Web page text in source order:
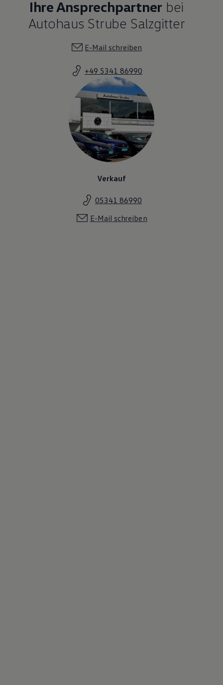
Ihre Ansprechpartner bei
Autohaus Strube Salzgitter
E-Mail schreiben
+49 5341 86990
Verkauf
05341 86990
E-Mail schreiben